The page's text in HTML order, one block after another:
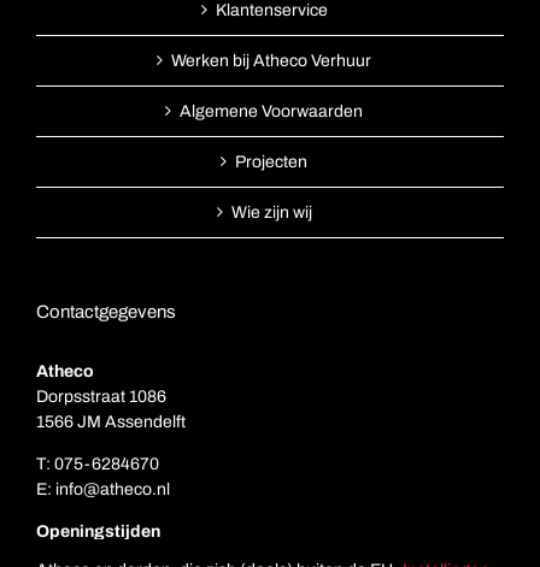
Klantenservice
Werken bij Atheco Verhuur
Algemene Voorwaarden
Projecten
Wie zijn wij
Contactgegevens
Atheco
Dorpsstraat 1086
1566 JM Assendelft
T: 075-6284670
E: info@atheco.nl
Openingstijden